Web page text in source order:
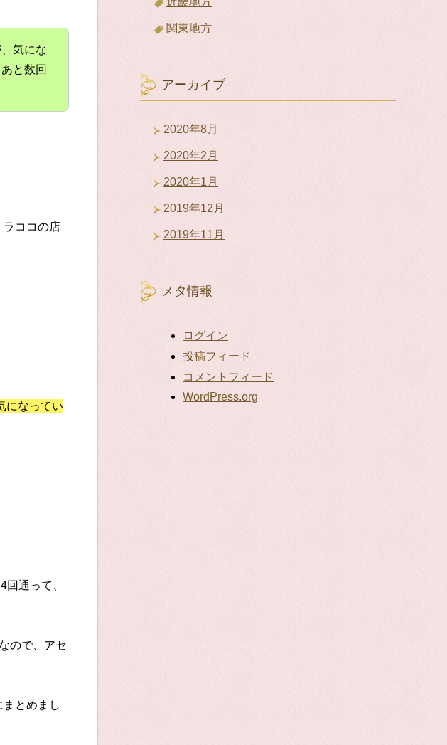
気にな
と数回
ラココの店
になってい
通って、
ので、アセ
とめまし
関東地方
アーカイブ
2020年8月
2020年2月
2020年1月
2019年12月
2019年11月
メタ情報
ログイン
投稿フィード
コメントフィード
WordPress.org